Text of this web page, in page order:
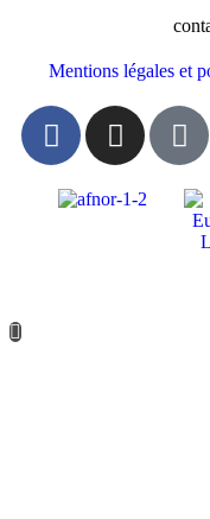
Mentions légales et